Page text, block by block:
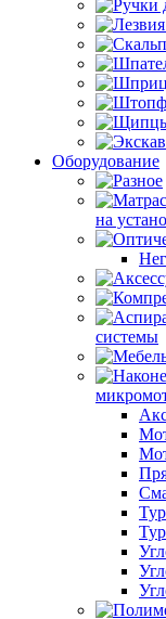
Оборудование
на
системы